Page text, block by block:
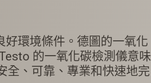
好環境條件。德圖的一氧化
的一氧化碳檢測儀意味
全、可靠、專業和快速地完